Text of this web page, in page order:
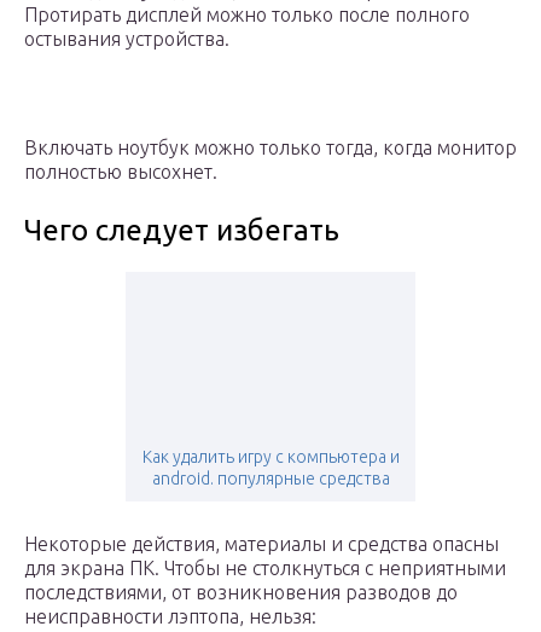
Протирать дисплей можно только после полного
остывания устройства.
Включать ноутбук можно только тогда, когда монитор
полностью высохнет.
Чего следует избегать
Как удалить игру с компьютера и
android. популярные средства
Некоторые действия, материалы и средства опасны
для экрана ПК. Чтобы не столкнуться с неприятными
последствиями, от возникновения разводов до
неисправности лэптопа, нельзя: